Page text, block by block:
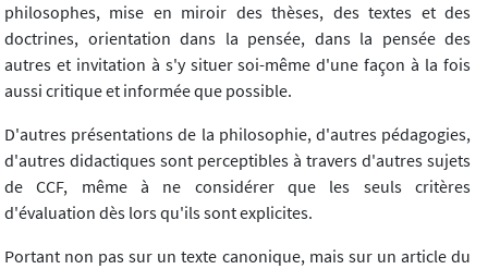
philosophes, mise en miroir des thèses, des textes et des
doctrines, orientation dans la pensée, dans la pensée des
autres et invitation à s'y situer soi-même d'une façon à la fois
aussi critique et informée que possible.
D'autres présentations de la philosophie, d'autres pédagogies,
d'autres didactiques sont perceptibles à travers d'autres sujets
de CCF, même à ne considérer que les seuls critères
d'évaluation dès lors qu'ils sont explicites.
Portant non pas sur un texte canonique, mais sur un article du